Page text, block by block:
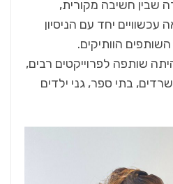
שבין חשיבה מקורית,
עכשוויים יחד עם הניסיון
הוותיקים.
שותפה לפרוייקטים רבים,
בתי ספר, גני ילדים